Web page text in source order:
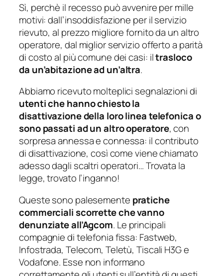
Sì, perchè il recesso può avvenire per mille
motivi: dall’insoddisfazione per il servizio
rievuto, al prezzo migliore fornito da un altro
operatore, dal miglior servizio offerto a parità
di costo al più comune dei casi: iltrasloco
da un’abitazione ad un’altra.
Abbiamo ricevuto molteplici segnalazioni di
utenti che hanno chiesto la
disattivazione della loro linea telefonica o
sono passati ad un altro operatore, con
sorpresa annessa e connessa: il contributo
di disattivazione, così come viene chiamato
adesso dagli scaltri operatori… Trovata la
legge, trovato l’inganno!
Queste sono palesemente pratiche
commerciali scorrette che vanno
denunziate all’Agcom. Le principali
compagnie di telefonia fissa: Fastweb,
Infostrada, Telecom, Teletù, Tiscali H3G e
Vodafone. Esse non informano